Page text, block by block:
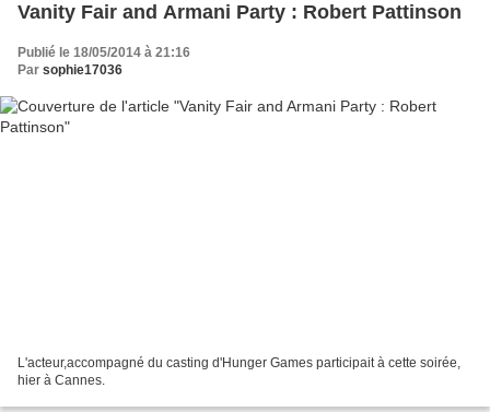
Vanity Fair and Armani Party : Robert Pattinson
Publié le 18/05/2014 à 21:16
Par sophie17036
L'acteur,accompagné du casting d'Hunger Games participait à cette soirée,
hier à Cannes.